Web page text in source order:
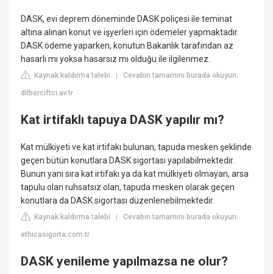
DASK, evi deprem döneminde DASK poliçesi ile teminat
altına alınan konut ve işyerleri için ödemeler yapmaktadır.
DASK ödeme yaparken, konutun Bakanlık tarafından az
hasarlı mı yoksa hasarsız mı olduğu ile ilgilenmez.
Kaynak kaldırma talebi |Cevabın tamamını burada okuyun:
dilberciftci.av.tr
Kat irtifaklı tapuya DASK yapılır mı?
Kat mülkiyeti ve kat irtifakı bulunan, tapuda mesken şeklinde
geçen bütün konutlara DASK sigortası yapılabilmektedir.
Bunun yanı sıra kat irtifakı ya da kat mülkiyeti olmayan, arsa
tapulu olan ruhsatsız olan, tapuda mesken olarak geçen
konutlara da DASK sigortası düzenlenebilmektedir.
Kaynak kaldırma talebi |Cevabın tamamını burada okuyun:
ethicasigorta.com.tr
DASK yenileme yapılmazsa ne olur?